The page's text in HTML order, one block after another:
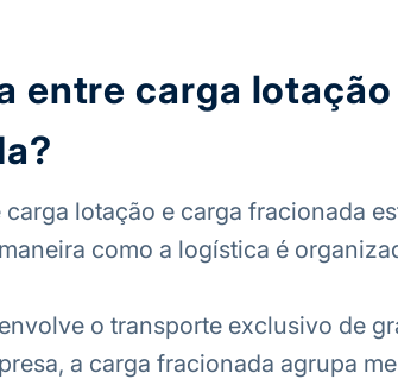
entre carga lotação
lotação e carga fracionada
como a logística é
o transporte exclusivo de
a carga fracionada agrupa